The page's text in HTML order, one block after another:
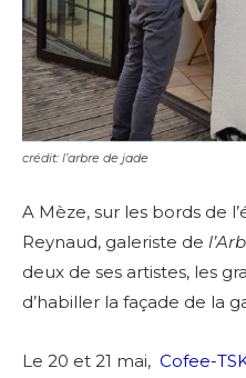
crédit: l’arbre de jade
A Mèze, sur les bords de
Reynaud, galeriste de
deux de ses artistes, les
d’habiller la façade de la
Le 20 et 21 mai, Cofee-